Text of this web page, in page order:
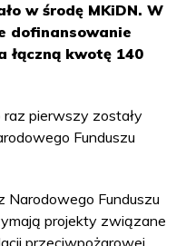
w środę MKiDN. W
dofinansowanie
łączną kwotę 140
raz pierwszy zostały
Funduszu
Narodowego Funduszu
projekty związane
przeciwpożarowej